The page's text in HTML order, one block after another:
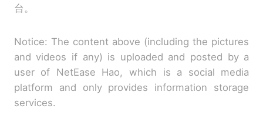
台。
Notice: The content above (including the pictures
and videos if any) is uploaded and posted by a
user of NetEase Hao, which is a social media
platform and only provides information storage
services.